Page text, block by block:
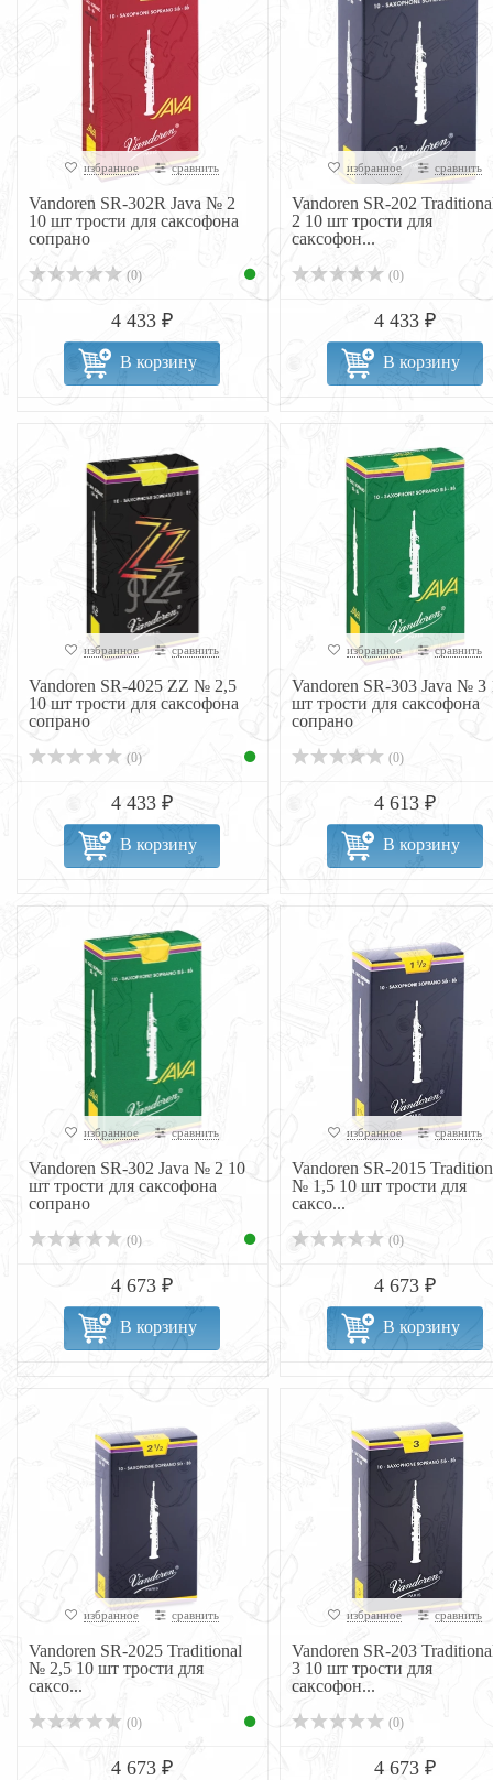
избранное сравнить
Vandoren SR-302R Java № 2
10 шт трости для саксофона
сопрано
(0)
4 433 ₽
В корзину
избранное сравнить
Vandoren SR-202
2 10 шт трости для
саксофон...
(0)
4 433 ₽
В корзину
избранное сравнить
Vandoren SR-4025 ZZ № 2,5
10 шт трости для саксофона
сопрано
(0)
4 433 ₽
В корзину
избранное сравнить
Vandoren SR-303 Java № 3
шт трости для саксофона
сопрано
(0)
4 613 ₽
В корзину
избранное сравнить
Vandoren SR-302 Java № 2 10
шт трости для саксофона
сопрано
(0)
4 673 ₽
В корзину
избранное сравнить
Vandoren SR-2015
№ 1,5 10 шт трости для
саксо...
(0)
4 673 ₽
В корзину
избранное сравнить
Vandoren SR-2025 Traditional
№ 2,5 10 шт трости для
саксо...
(0)
4 673 ₽
избранное сравнить
Vandoren SR-203
3 10 шт трости для
саксофон...
(0)
4 673 ₽